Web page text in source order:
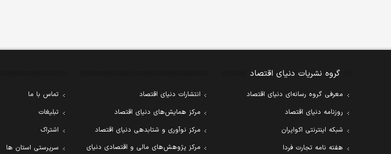
گروه نشریات دنیای اقتصاد
معرفی گروه رسانه‌ای دنیای اقتصاد
روزنامه دنیای اقتصاد
شبکه اینترنتی اکوایران
هفته نامه تجارت فردا
انتشارات دنیای اقتصاد
مرکز همایش‌های دنیای اقتصاد
مرکز نوآوری و شتابدهی دنیای اقتصاد
مرکز پژوهش‌های مالی و اقتصادی دنیای
تماس با ما
تبلیغات
اشتراک
سرپرستی استان ها